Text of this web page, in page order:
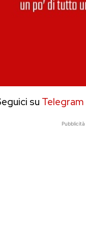
su Telegram
Pubblicità